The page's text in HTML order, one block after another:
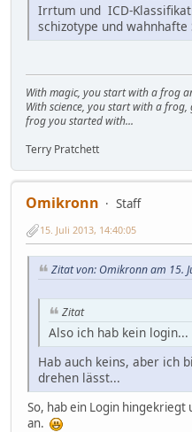
Irrtum und ICD-
schizotype und wahnhafte
With magic, you start with a frog
With science, you start with a
frog you started with...
Terry Pratchett
Omikronn
Staff
15. Juli 2013, 14:40:05
Zitat von: Omikronn am 15.
Zitat
Also ich hab kein login...
Hab auch keins, aber ich
drehen lässt...
So, hab ein Login hingekriegt
an.